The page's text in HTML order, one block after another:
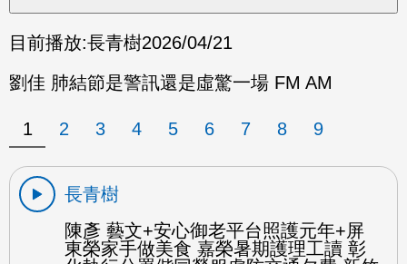
目前播放:長青樹2026/04/21
劉佳 肺結節是警訊還是虛驚一場 FM AM
1 2 3 4 5 6 7 8 9
長青樹
陳彥 藝文+安心御老平台照護元年+屏
東榮家手做美食 嘉榮暑期護理工讀 彰